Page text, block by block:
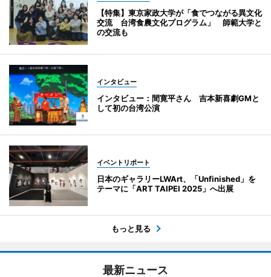
【特集】東京家政大学が「食でつながる異文化
交流 台湾食農文化プログラム」 師範大学と
の交流も
インタビュー
インタビュー：間寛平さん 吉本新喜劇GMと
して初の台湾公演
イベントリポート
日本のギャラリーLWArt、「Unfinished」を
テーマに「ART TAIPEI 2025」へ出展
もっと見る
最新ニュース